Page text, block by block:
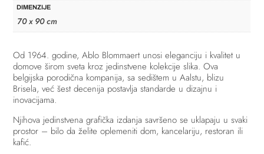
DIMENZIJE
70 x 90 cm
Od 1964. godine, Ablo Blommaert unosi eleganciju i kvalitet u
domove širom sveta kroz jedinstvene kolekcije slika. Ova
belgijska porodična kompanija, sa sedištem u Aalstu, blizu
Brisela, već šest decenija postavlja standarde u dizajnu i
inovacijama.
Njihova jedinstvena grafička izdanja savršeno se uklapaju u svaki
prostor – bilo da želite oplemeniti dom, kancelariju, restoran ili
kafić.